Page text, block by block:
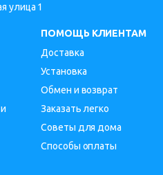
улица 1
ПОМОЩЬ КЛИЕНТАМ
Доставка
Установка
Обмен и возврат
Заказать легко
Советы для дома
Способы оплаты